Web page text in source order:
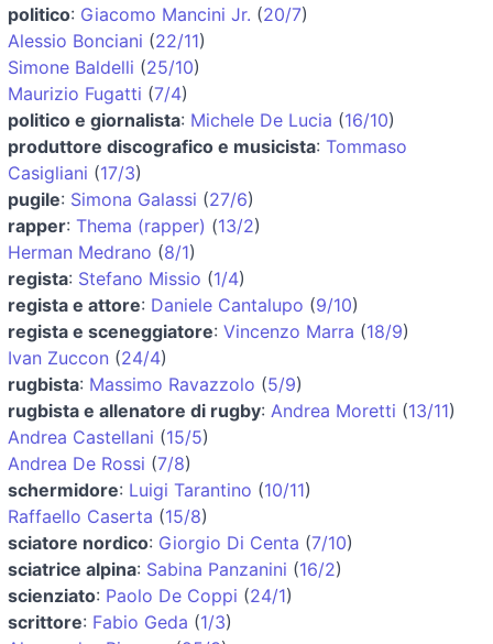
politico: Giacomo Mancini Jr. (20/7)
Alessio Bonciani (22/11)
Simone Baldelli (25/10)
Maurizio Fugatti (7/4)
politico e giornalista: Michele De Lucia (16/10)
produttore discografico e musicista: Tommaso
Casigliani (17/3)
pugile: Simona Galassi (27/6)
rapper: Thema (rapper) (13/2)
Herman Medrano (8/1)
regista: Stefano Missio (1/4)
regista e attore: Daniele Cantalupo (9/10)
regista e sceneggiatore: Vincenzo Marra (18/9)
Ivan Zuccon (24/4)
rugbista: Massimo Ravazzolo (5/9)
rugbista e allenatore di rugby: Andrea Moretti (13/11)
Andrea Castellani (15/5)
Andrea De Rossi (7/8)
schermidore: Luigi Tarantino (10/11)
Raffaello Caserta (15/8)
sciatore nordico: Giorgio Di Centa (7/10)
sciatrice alpina: Sabina Panzanini (16/2)
scienziato: Paolo De Coppi (24/1)
scrittore: Fabio Geda (1/3)